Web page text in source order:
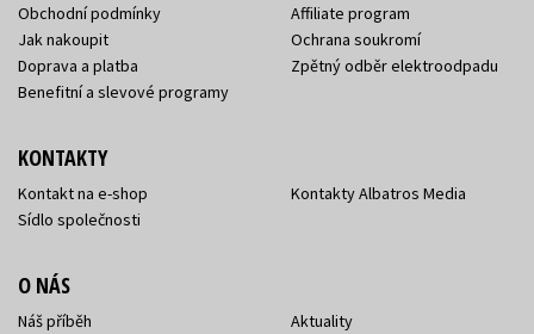
Obchodní podmínky
Jak nakoupit
Doprava a platba
Benefitní a slevové programy
Affiliate program
Ochrana soukromí
Zpětný odběr elektroodpadu
KONTAKTY
Kontakt na e-shop
Sídlo společnosti
Kontakty Albatros Media
O NÁS
Náš příběh
Aktuality